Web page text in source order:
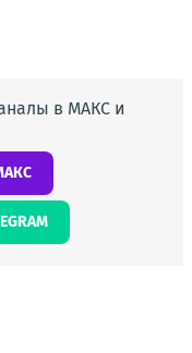
в МАКС и